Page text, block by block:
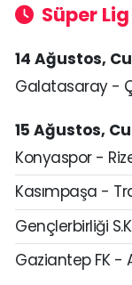
Süper
14 Ağustos,
Galatasaray -
15 Ağustos,
Konyaspor -
Kasımpaşa -
Gençlerbirliği
Gaziantep FK -